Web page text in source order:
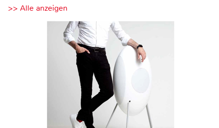
>> Alle anzeigen